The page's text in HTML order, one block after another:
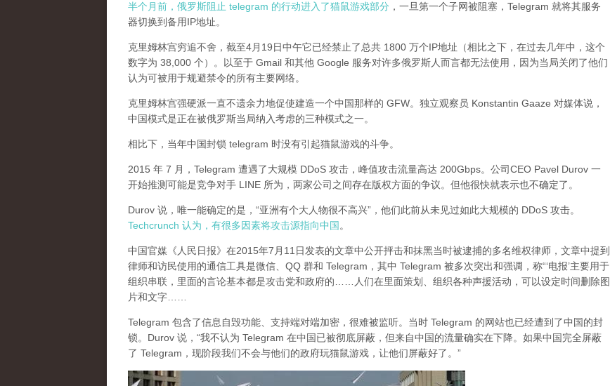
半个月前，俄罗斯阻止 telegram 的行动进入了猫鼠游戏部分 ，一旦第一个子网被阻塞，Telegram 就将其服务
器切换到备用IP地址。
克里姆林宫穷追不舍，截至4月19日中午它已经禁止了总共 1800 万个IP地址（相比之下，在过去几年中，这个
数字为 38,000 个）。以至于 Gmail 和其他 Google 服务对许多俄罗斯人而言都无法使用，因为当局关闭了他们
认为可被用于规避禁令的所有主要网络。
克里姆林宫强硬派一直不遗余力地促使建造一个中国那样的 GFW。独立观察员 Konstantin Gaaze 对媒体说，
中国模式是正在被俄罗斯当局纳入考虑的三种模式之一。
相比下，当年中国封锁 telegram 时没有引起猫鼠游戏的斗争。
2015 年 7 月，Telegram 遭遇了大规模 DDoS 攻击，峰值攻击流量高达 200Gbps。公司CEO Pavel Durov 一
开始推测可能是竞争对手 LINE 所为，两家公司之间存在版权方面的争议。但他很快就表示也不确定了。
Durov 说，唯一能确定的是，“亚洲有个大人物很不高兴”，他们此前从未见过如此大规模的 DDoS 攻击。
Techcrunch 认为，有很多因素将攻击源指向中国 。
中国官媒《人民日报》在2015年7月11日发表的文章中公开抨击和抹黑当时被逮捕的多名维权律师，文章中提到
律师和访民使用的通信工具是微信、QQ 群和 Telegram，其中 Telegram 被多次突出和强调，称“‘电报’主要用于
组织串联，里面的言论基本都是攻击党和政府的……人们在里面策划、组织各种声援活动，可以设定时间删除图
片和文字……
Telegram 包含了信息自毁功能、支持端对端加密，很难被监听。当时 Telegram 的网站也已经遭到了中国的封
锁。Durov 说，“我不认为 Telegram 在中国已被彻底屏蔽，但来自中国的流量确实在下降。如果中国完全屏蔽
了 Telegram，现阶段我们不会与他们的政府玩猫鼠游戏，让他们屏蔽好了。”